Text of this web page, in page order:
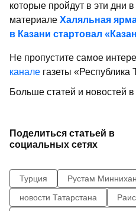
которые пройдут в эти дни
материале Халяльная
в Казани стартовал
Не пропустите самое
канале газеты «Республика
Больше статей и новостей в
Поделиться статьей в
социальных сетях
Турция Рустам
новости Татарстана